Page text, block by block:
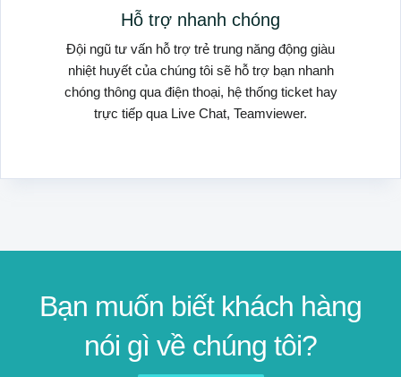
Hỗ trợ nhanh chóng
Đội ngũ tư vấn hỗ trợ trẻ trung năng động giàu
nhiệt huyết của chúng tôi sẽ hỗ trợ bạn nhanh
chóng thông qua điện thoại, hệ thống ticket hay
trực tiếp qua Live Chat, Teamviewer.
Bạn muốn biết khách hàng
nói gì về chúng tôi?